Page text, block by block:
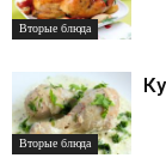
Вторые блюда
Вторые блюда